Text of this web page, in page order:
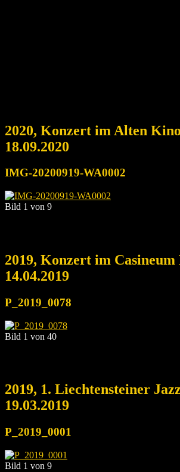
2020, Konzert im Alten
18.09.2020
IMG-20200919-WA0002
Bild 1 von 9
2019, Konzert im
14.04.2019
P_2019_0078
Bild 1 von 40
2019, 1. Liechtensteiner
19.03.2019
P_2019_0001
Bild 1 von 9